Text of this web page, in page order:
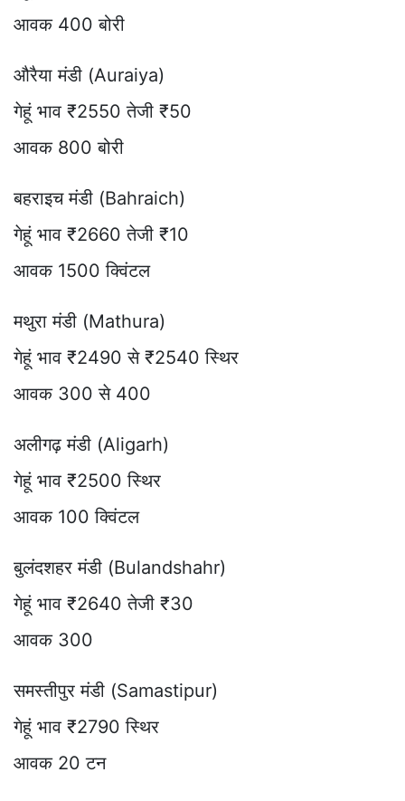
आवक 400 बोरी
औरैया मंडी (Auraiya)
गेहूं भाव ₹2550 तेजी ₹50
आवक 800 बोरी
बहराइच मंडी (Bahraich)
गेहूं भाव ₹2660 तेजी ₹10
आवक 1500 क्विंटल
मथुरा मंडी (Mathura)
गेहूं भाव ₹2490 से ₹2540 स्थिर
आवक 300 से 400
अलीगढ़ मंडी (Aligarh)
गेहूं भाव ₹2500 स्थिर
आवक 100 क्विंटल
बुलंदशहर मंडी (Bulandshahr)
गेहूं भाव ₹2640 तेजी ₹30
आवक 300
समस्तीपुर मंडी (Samastipur)
गेहूं भाव ₹2790 स्थिर
आवक 20 टन